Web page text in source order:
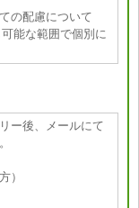
の配慮について
能な範囲で個別に
ー後、メールにて
）